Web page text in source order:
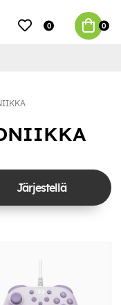
0 0
Järjestellä